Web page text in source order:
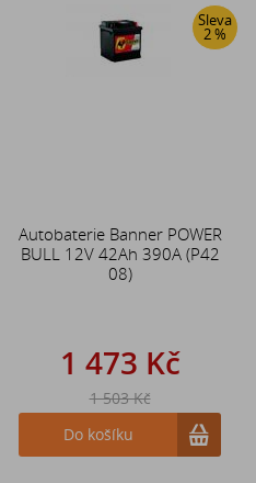
Sleva
2 %
Autobaterie Banner POWER
BULL 12V 42Ah 390A (P42
08)
1 473 Kč
1 503 Kč
Do košíku